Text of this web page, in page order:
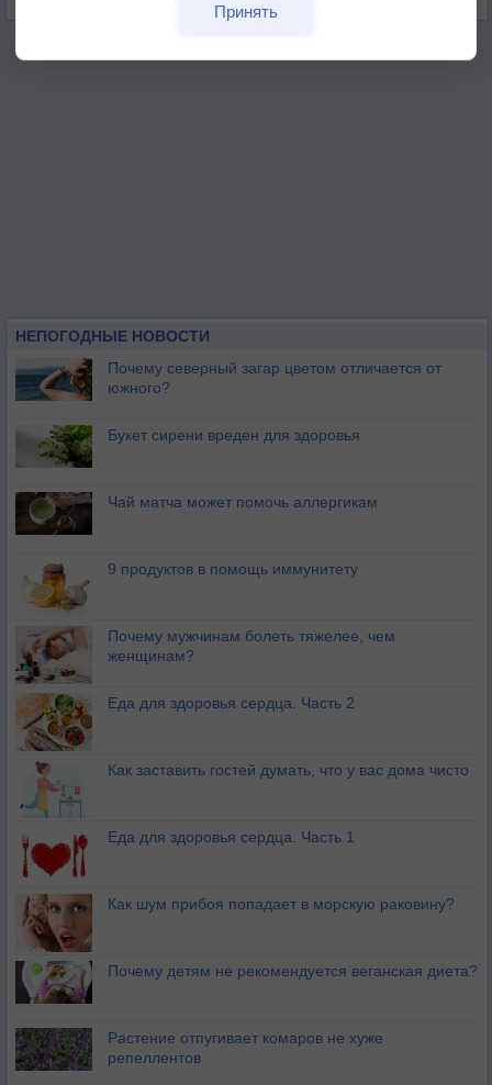
НЕПОГОДНЫЕ НОВОСТИ
Почему северный загар цветом отличается от
южного?
Букет сирени вреден для здоровья
Чай матча может помочь аллергикам
9 продуктов в помощь иммунитету
Почему мужчинам болеть тяжелее, чем
женщинам?
Еда для здоровья сердца. Часть 2
Как заставить гостей думать, что у вас дома чисто
Еда для здоровья сердца. Часть 1
Как шум прибоя попадает в морскую раковину?
Почему детям не рекомендуется веганская диета?
Растение отпугивает комаров не хуже
репеллентов
Принять